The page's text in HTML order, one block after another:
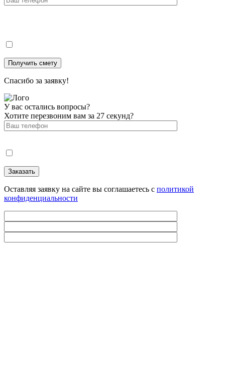
Спасибо за заявку!
У вас остались вопросы?
Хотите перезвоним вам за 27 секунд?
Оставляя заявку на сайте вы соглашаетесь с политикой
конфиденциальности